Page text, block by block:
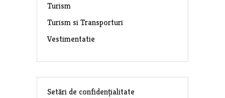
Turism
Turism si Transporturi
Vestimentatie
Setări de confidențialitate